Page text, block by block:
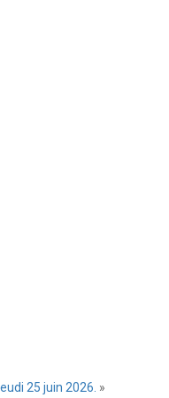
25 juin 2026. »